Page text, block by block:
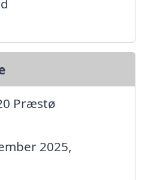
Præstø
2025,